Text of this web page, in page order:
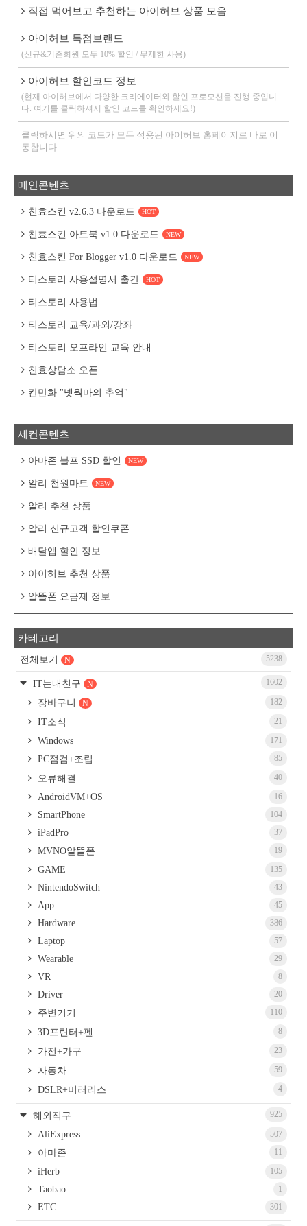
직접 먹어보고 추천하는 아이허브 상품 모음
아이허브 독점브랜드
(신규&기존회원 모두 10% 할인 / 무제한 사용)
아이허브 할인코드 정보
(현재 아이허브에서 다양한 크리에이터와 할인 프로모션을 진행 중입니
다. 여기를 클릭하셔서 할인 코드를 확인하세요!)
클릭하시면 위의 코드가 모두 적용된 아이허브 홈페이지로 바로 이
동합니다.
메인콘텐츠
친효스킨 v2.6.3 다운로드 HOT
친효스킨:아트북 v1.0 다운로드 NEW
친효스킨 For Blogger v1.0 다운로드 NEW
티스토리 사용설명서 출간 HOT
티스토리 사용법
티스토리 교육/과외/강좌
티스토리 오프라인 교육 안내
친효상담소 오픈
칸만화 "넷웍마의 추억"
세컨콘텐츠
아마존 블프 SSD 할인 NEW
알리 천원마트 NEW
알리 추천 상품
알리 신규고객 할인쿠폰
배달앱 할인 정보
아이허브 추천 상품
알뜰폰 요금제 정보
카테고리
전체보기 5238
N
IT는내친구 1602
N
장바구니 182
N
IT소식 21
Windows 171
PC점검+조립 85
오류해결 40
AndroidVM+OS 16
SmartPhone 104
iPadPro 37
MVNO알뜰폰 19
GAME 135
NintendoSwitch 43
App 45
Hardware 386
Laptop 57
Wearable 29
VR 8
Driver 20
주변기기 110
3D프린터+펜 8
가전+가구 23
자동차 59
DSLR+미러리스 4
해외직구 925
AliExpress 507
아마존 11
iHerb 105
Taobao 1
ETC 301